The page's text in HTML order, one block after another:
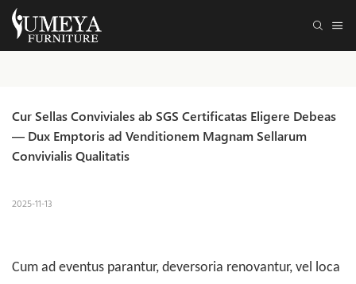
Cur Sellas Conviviales ab SGS Certificatas Eligere Debeas
— Dux Emptoris ad Venditionem Magnam Sellarum
Convivialis Qualitatis
2025-11-13
Cum ad eventus parantur, deversoria renovantur, vel loca